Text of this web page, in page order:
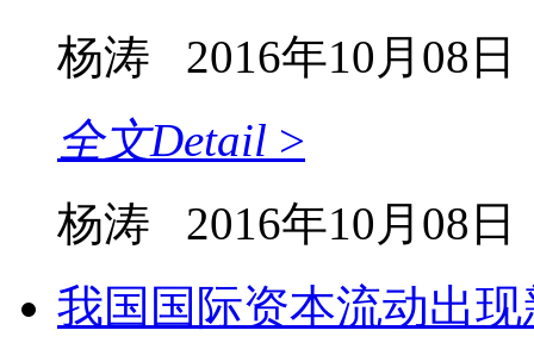
杨涛
2016年10月08日
全文Detail >
杨涛
2016年10月08日
我国国际资本流动出